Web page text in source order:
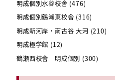
明成個別水谷校舎 (476)
明成個別鶴瀬東校舎 (316)
明成新河岸・南古谷 大河 (210)
明成極学館 (12)
鶴瀬西校舎 明成個別 (300)